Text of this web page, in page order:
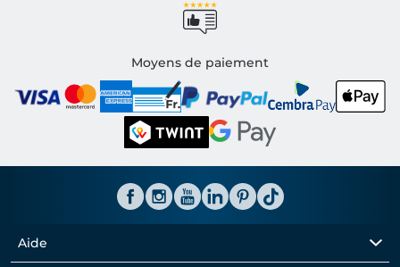
Moyens de paiement
Aide